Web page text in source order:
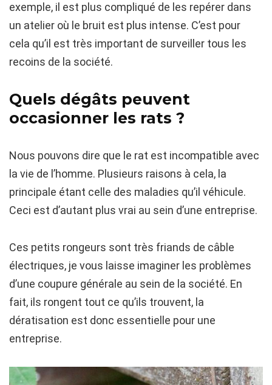
exemple, il est plus compliqué de les repérer dans
un atelier où le bruit est plus intense. C’est pour
cela qu’il est très important de surveiller tous les
recoins de la société.
Quels dégâts peuvent
occasionner les rats ?
Nous pouvons dire que le rat est incompatible avec
la vie de l’homme. Plusieurs raisons à cela, la
principale étant celle des maladies qu’il véhicule.
Ceci est d’autant plus vrai au sein d’une entreprise.
Ces petits rongeurs sont très friands de câble
électriques, je vous laisse imaginer les problèmes
d’une coupure générale au sein de la société. En
fait, ils rongent tout ce qu’ils trouvent, la
dératisation est donc essentielle pour une
entreprise.